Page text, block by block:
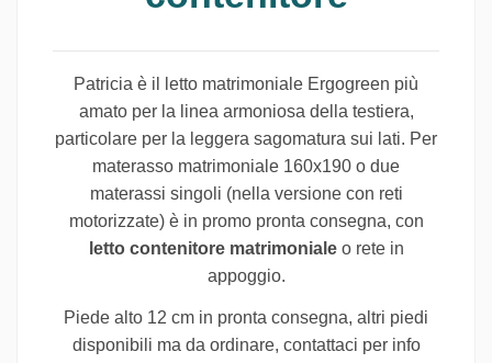
Patricia è il letto matrimoniale Ergogreen più
amato per la linea armoniosa della testiera,
particolare per la leggera sagomatura sui lati. Per
materasso matrimoniale 160x190 o due
materassi singoli (nella versione con reti
motorizzate) è in promo pronta consegna, con
letto contenitore matrimoniale o rete in
appoggio.
Piede alto 12 cm in pronta consegna, altri piedi
disponibili ma da ordinare, contattaci per info